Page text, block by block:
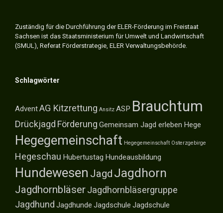
Zuständig für die Durchführung der ELER-Förderung im Freistaat
Sachsen ist das Staatsministerium für Umwelt und Landwirtschaft
(SMUL), Referat Förderstrategie, ELER Verwaltungsbehörde.
Schlagwörter
AdventAG Kitzrettung Ansitz ASP Brauchtum
Drückjagd Förderung Gemeinsam Jagd erleben Hege
Hegegemeinschaft Hegegemeinschaft Osterzgebirge
Hegeschau Hubertustag Hundeausbildung
Hundewesen Jagd Jagdhorn
JagdhornbläserJagdhornbläsergruppe
Jagdhund Jagdhunde Jagdschule Jagdschule